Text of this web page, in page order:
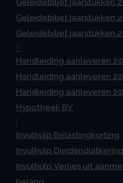
Geleidebiljet jaarstukken
Geleidebiljet jaarstukken
H
Handleiding aanleveren
Handleiding aanleveren
Handleiding aanleveren
Hypotheek BV
I
Invulhulp Belastingkorting
Invulhulp Dividenduitkering
Invulhulp Verlies uit